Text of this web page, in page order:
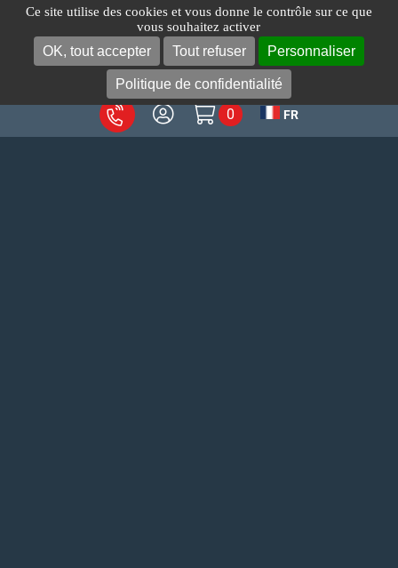
Ce site utilise des cookies et vous donne le contrôle sur ce que
vous souhaitez activer
OK, tout accepter Tout refuser Personnaliser
Politique de confidentialité
Passer
contenu
0 FR